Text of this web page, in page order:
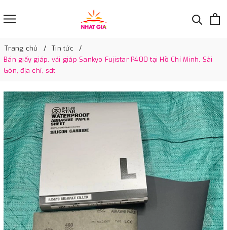
Trang chủ
Tin tức
Bán giấy giáp, vải giáp Sankyo Fujistar P400 tại Hồ Chí Minh, Sài
Gòn, địa chỉ, sdt